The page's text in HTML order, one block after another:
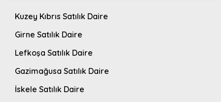
Kuzey Kıbrıs Satılık Daire
Girne Satılık Daire
Lefkoşa Satılık Daire
Gazimağusa Satılık Daire
İskele Satılık Daire